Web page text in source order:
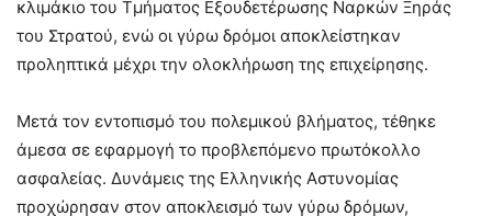
κλιμάκιο του Τμήματος Εξουδετέρωσης Ναρκών Ξηράς
του Στρατού, ενώ οι γύρω δρόμοι αποκλείστηκαν
προληπτικά μέχρι την ολοκλήρωση της επιχείρησης.
Μετά τον εντοπισμό του πολεμικού βλήματος, τέθηκε
άμεσα σε εφαρμογή το προβλεπόμενο πρωτόκολλο
ασφαλείας. Δυνάμεις της Ελληνικής Αστυνομίας
προχώρησαν στον αποκλεισμό των γύρω δρόμων,